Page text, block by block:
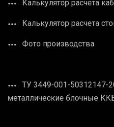
Калькулятор расчета
Калькулятор расчета
Фото производства
ТУ 3449-001-50312147-
металлические блочные